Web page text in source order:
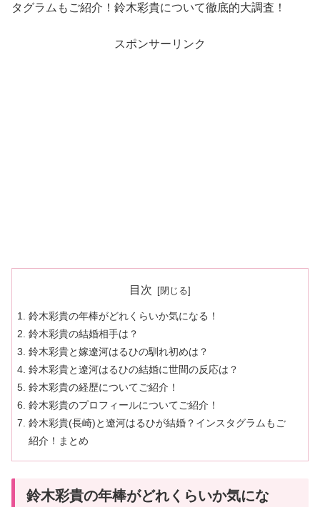
タグラムもご紹介！鈴木彩貴について徹底的大調査！
スポンサーリンク
目次
鈴木彩貴の年棒がどれくらいか気になる！
鈴木彩貴の結婚相手は？
鈴木彩貴と嫁遼河はるひの馴れ初めは？
鈴木彩貴と遼河はるひの結婚に世間の反応は？
鈴木彩貴の経歴についてご紹介！
鈴木彩貴のプロフィールについてご紹介！
鈴木彩貴(長崎)と遼河はるひが結婚？インスタグラムもご
紹介！まとめ
鈴木彩貴の年棒がどれくらいか気にな